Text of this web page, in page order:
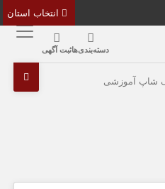
دسته‌بندی‌هاثبت آگهی
شاپ آموزشی